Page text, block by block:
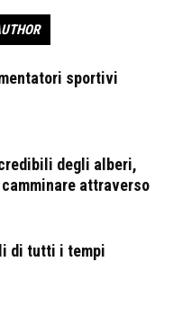
sportivi
degli alberi,
attraverso
di tutti i tempi